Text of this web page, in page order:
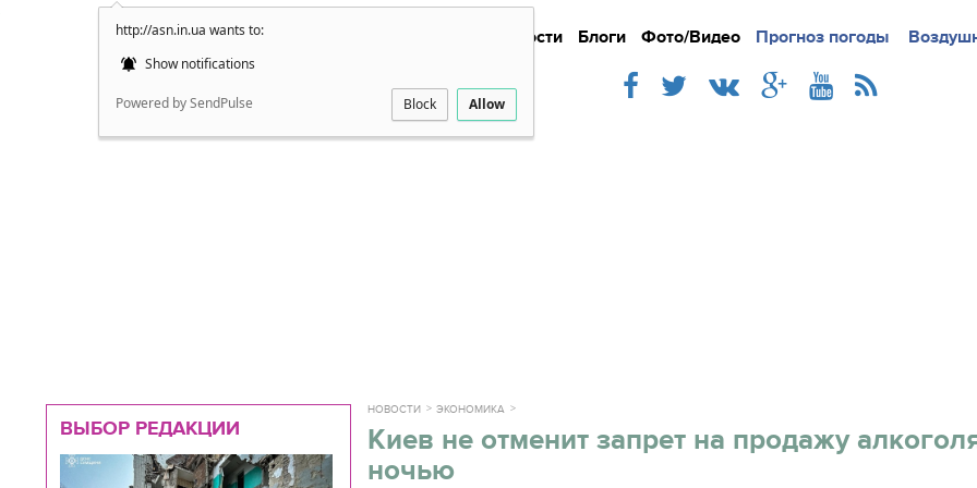
http://asn.in.ua wants to:
Show notifications
Powered by SendPulse Block Allow
Новости Блоги Фото/Видео Прогноз погоды
Подробно Новости
ВЫБОР РЕДАКЦИИ
НОВОСТИ ЭКОНОМИКА
Киев не отменит запрет на продажу
ночью